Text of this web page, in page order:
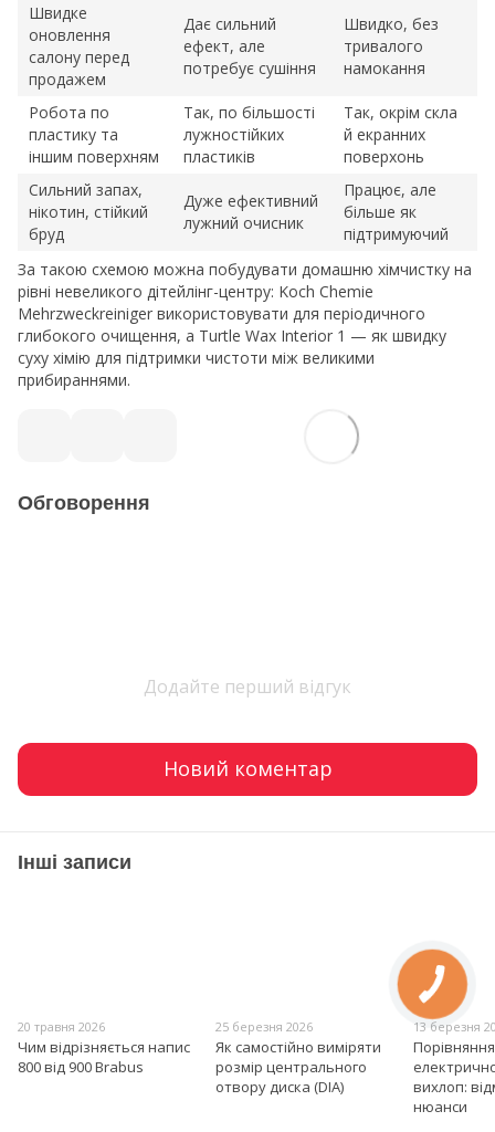
Швидке
оновлення
салону перед
продажем
Дає сильний
ефект, але
потребує сушіння
Швидко, без
тривалого
намокання
Робота по
пластику та
іншим поверхням
Так, по більшості
лужностійких
пластиків
Так, окрім скла
й екранних
поверхонь
Сильний запах,
нікотин, стійкий
бруд
Дуже ефективний
лужний очисник
Працює, але
більше як
підтримуючий
За такою схемою можна побудувати домашню хімчистку на
рівні невеликого дітейлінг-центру: Koch Chemie
Mehrzweckreiniger використовувати для періодичного
глибокого очищення, а Turtle Wax Interior 1 — як швидку
суху хімію для підтримки чистоти між великими
прибираннями.
Обговорення
Додайте перший відгук
Новий коментар
Інші записи
20 травня 2026
Чим відрізняється напис
800 від 900 Brabus
25 березня 2026
Як самостійно виміряти
розмір центрального
отвору диска (DIA)
13 березня
вихлоп:
нюанси